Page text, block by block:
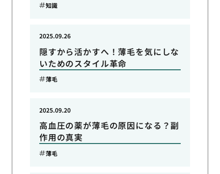
知識
隠すから活かすへ！薄毛を気にしな
いためのスタイル革命
2025.09.26
薄毛
高血圧の薬が薄毛の原因になる？副
作用の真実
2025.09.20
薄毛